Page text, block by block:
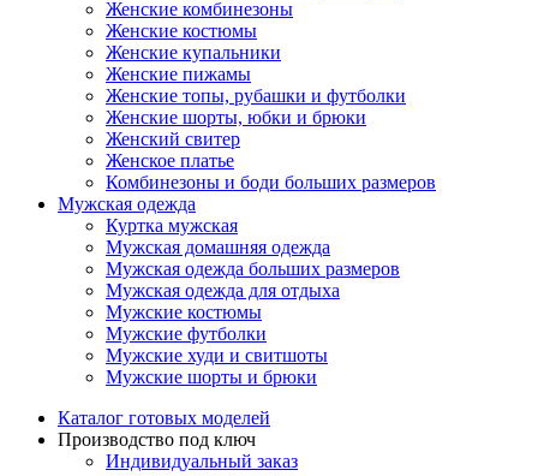
Женские комбинезоны
Женские костюмы
Женские купальники
Женские пижамы
Женские топы, рубашки и футболки
Женские шорты, юбки и брюки
Женский свитер
Женское платье
Комбинезоны и боди больших размеров
Мужская одежда
Куртка мужская
Мужская домашняя одежда
Мужская одежда больших размеров
Мужская одежда для отдыха
Мужские костюмы
Мужские футболки
Мужские худи и свитшоты
Мужские шорты и брюки
Каталог готовых моделей
Производство под ключ
Индивидуальный заказ